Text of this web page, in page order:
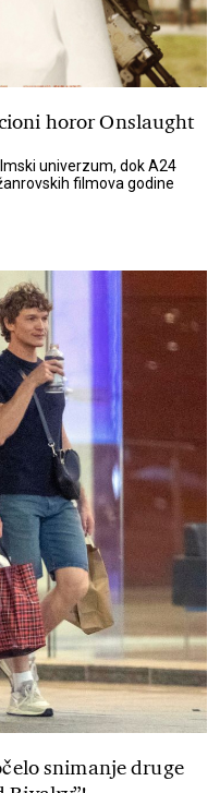
horor Onslaught
univerzum, dok A24
filmova godine
snimanje druge